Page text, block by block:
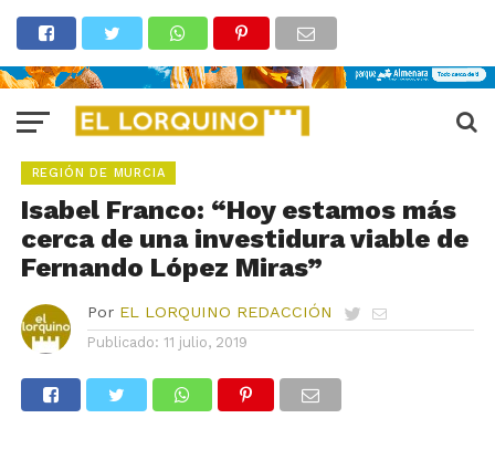
REGIÓN DE MURCIA
Isabel Franco: “Hoy estamos más
cerca de una investidura viable de
Fernando López Miras”
Por EL LORQUINO REDACCIÓN
Publicado: 11 julio, 2019